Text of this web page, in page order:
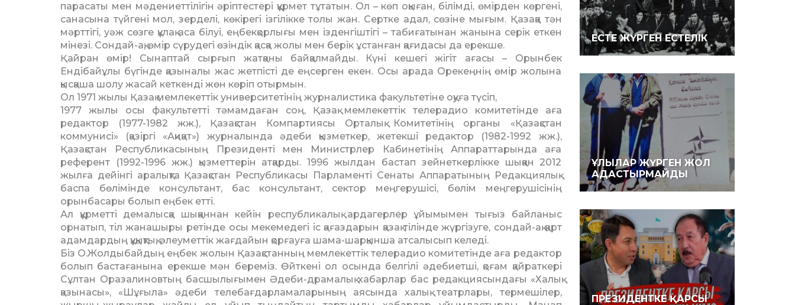
парасаты мен мәдениет­тілігін әріптестері құрмет тұтатын. Ол – көп оқыған, білімді, өмірден көргені,
санасына түйгені мол, зерделі, көкірегі ізгілікке толы жан. Сертке адал, сөзіне мығым. Қазаққа тән
мәрттігі, уәж сөзге құлақ аса білуі, еңбекқорлығы мен ізденгіштігі – табиғатынан жанына серік еткен
мінезі. Сондай-ақ, өмір сүрудегі өзіндік қасқа жолы мен берік ұстанған қағидасы да ерекше.
Қайран өмір! Сынаптай сырғып жатқаны байқалмайды. Күні кешегі жігіт ағасы – Орынбек
Ендібайұлы бүгінде қазыналы жас жетпісті де еңсерген екен. Осы арада Орекеңнің өмір жолына
қысқаша шолу жасай кеткенді жөн көріп отырмын.
Ол 1971 жылы Қазақ мемлекет­тік университетінің журналистика факультетіне оқуға түсіп,
1977 жы­лы осы факультетті тәмам­даған соң, Қазақ мемле­кеттік телерадио комитетінде аға
редактор (1977-1982 жж.), Қазақстан Компартиясы Орталық Комитетінің органы «Қазақстан
коммунисі» (қазіргі «Ақиқат») журналында әдеби қызметкер, жетекші редактор (1982-1992 жж.),
Қазақстан Республикасының Президенті мен Министрлер Кабинетінің Аппараттарында аға
референт (1992-1996 жж.) қызметтерін атқарды. 1996 жылдан бастап зей­неткерлікке шыққан 2012
жылға дейінгі аралықта Қазақстан Рес­пуб­ликасы Парламенті Сенаты Аппа­ратының Редакциялық-
баспа бөлімінде консультант, бас кон­сультант, сектор меңгерушісі, бөлім меңгерушісінің
орынбасары болып еңбек етті.
Ал құрметті демалысқа шық­қан­нан кейін республикалық ардагерлер ұйымымен тығыз байланыс
орнатып, тіл жанашыры ретінде осы мекемедегі іс қағаздарын қазақ тілінде жүргізуге, сондай-ақ қарт
адамдардың құқықтық, әлеуметтік жағдайын қорғауға шама-шарқынша атсалысып келеді.
Біз О.Жолдыбайдың еңбек жолын Қазақстанның мемлекеттік телерадио комитетінде аға редактор
болып бастағанына ерекше мән береміз. Өйткені ол осында белгілі әдебиетші, қоғам қайраткері
Сұлтан Оразалиновтың басшылығымен Әдеби-драмалық хабарлар бас редакциясындағы «Халық
қазынасы», «Шұғыла» әдеби телебағдарламаларының аясында халық театрлары, терме­шілер,
ЕСТЕ ЖҮРГЕН ЕСТЕЛІК
ҰЛЫЛАР ЖҮРГЕН ЖОЛ
АДАСТЫРМАЙДЫ
ПРЕЗИДЕНТКЕ ҚАРСЫ